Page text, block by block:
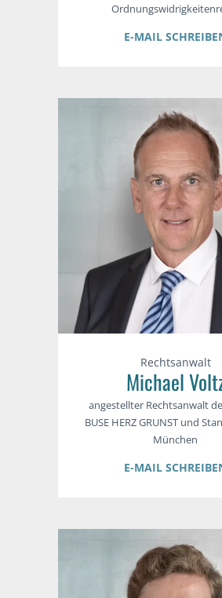
E-MAIL
Rechtsanwalt
Michael
angestellter Rechtsanwalt
BUSE HERZ GRUNST und
München
E-MAIL